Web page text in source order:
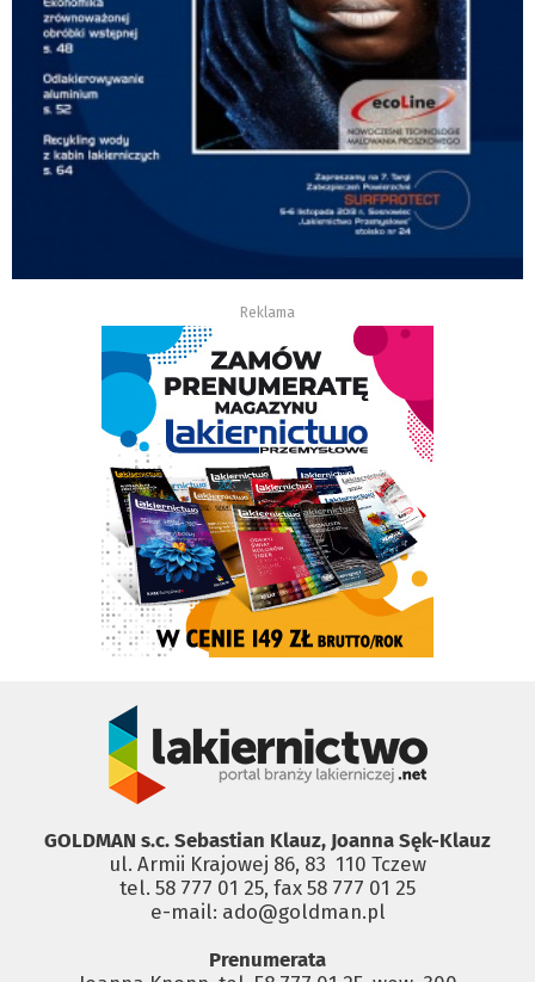
Reklama
GOLDMAN s.c. Sebastian Klauz, Joanna Sęk-Klauz
ul. Armii Krajowej 86, 83 ­ 110 Tczew
tel. 58 777 01 25, fax 58 777 01 25
e-mail: ado@goldman.pl
Prenumerata